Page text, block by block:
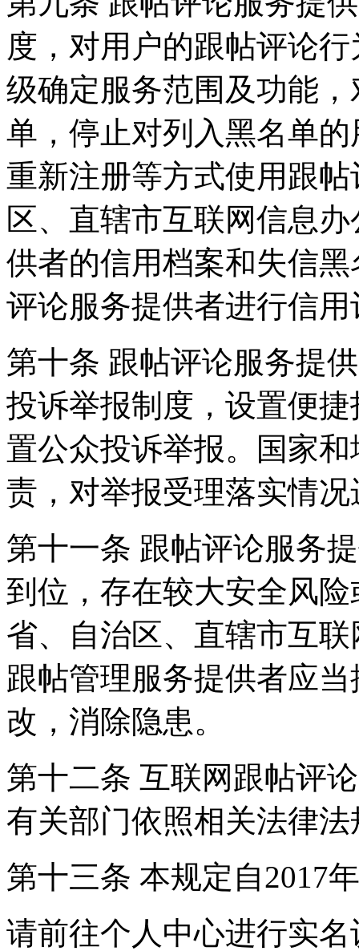
度，对用户的跟帖评论
级确定服务范围及功能
单，停止对列入黑名单
重新注册等方式使用跟
区、直辖市互联网信息
供者的信用档案和失信
评论服务提供者进行信用
第十条 跟帖评论服务提
投诉举报制度，设置便
置公众投诉举报。国家
责，对举报受理落实情
第十一条 跟帖评论服务
到位，存在较大安全风
省、自治区、直辖市互
跟帖管理服务提供者应
改，消除隐患。
第十二条 互联网跟帖评
有关部门依照相关法律
第十三条 本规定自2017
请前往个人中心进行实名